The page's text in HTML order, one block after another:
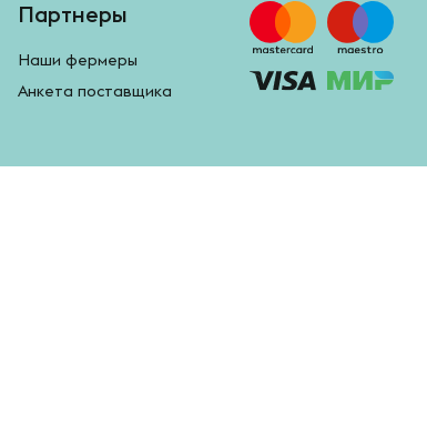
Партнеры
Наши фермеры
Анкета поставщика